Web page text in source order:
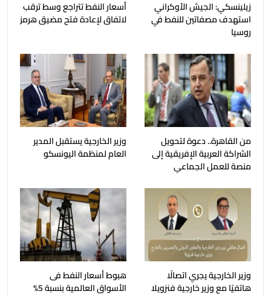
زيلينسكي: الجيش الأوكراني
استهدف مصفاتين للنفط في
روسيا
أسعار النفط تتراجع وسط ترقب
لاتفاق لإعادة فتح مضيق هرمز
من القاهرة.. دعوة لتحويل
الشراكة العربية الإفريقية إلى
منصة للعمل الجماعي
وزير الخارجية يستقبل المدير
العام لمنظمة اليونسكو
وزير الخارجية يجري اتصالًا
هاتفيًا مع وزير خارجية فنزويلا
هبوط أسعار النفط فى
الأسواق العالمية بنسبة 5%